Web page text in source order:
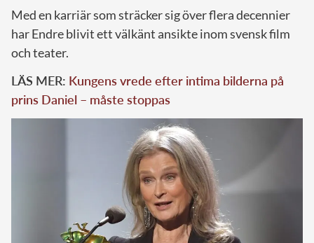
Med en karriär som sträcker sig över flera decennier
har Endre blivit ett välkänt ansikte inom svensk film
och teater.
LÄS MER: Kungens vrede efter intima bilderna på
prins Daniel – måste stoppas